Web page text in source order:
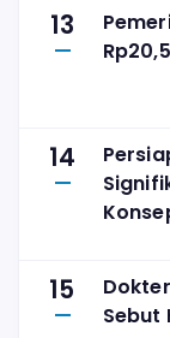
13
14
15
Sebut